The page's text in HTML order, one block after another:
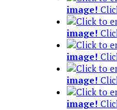
image!
image!
image!
image!
image!